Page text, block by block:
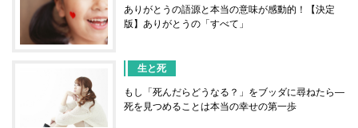
ありがとうの語源と本当の意味が感動的！【決定
版】ありがとうの「すべて」
生と死
もし「死んだらどうなる？」をブッダに尋ねたら―
死を見つめることは本当の幸せの第一歩